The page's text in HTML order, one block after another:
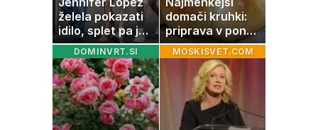
želela pokazati
idilo, splet pa je
razburila ena
stvar
domači kruhki:
priprava v ponvi
je trik za popoln
rezultat
DOMINVRT.SI MOSKISVET.COM